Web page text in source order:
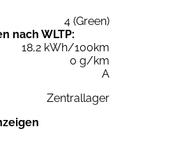
4 (Green)
nach WLTP:
18,2 kWh/100km
0 g/km
A
Zentrallager